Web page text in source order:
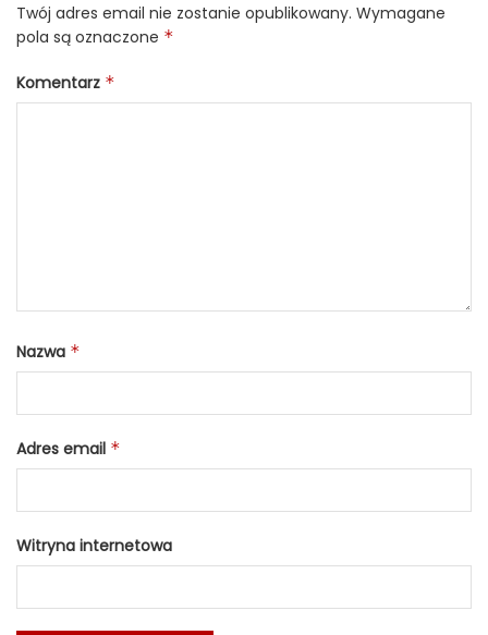
Twój adres email nie zostanie opublikowany. Wymagane
pola są oznaczone *
Komentarz *
Nazwa *
Adres email *
Witryna internetowa